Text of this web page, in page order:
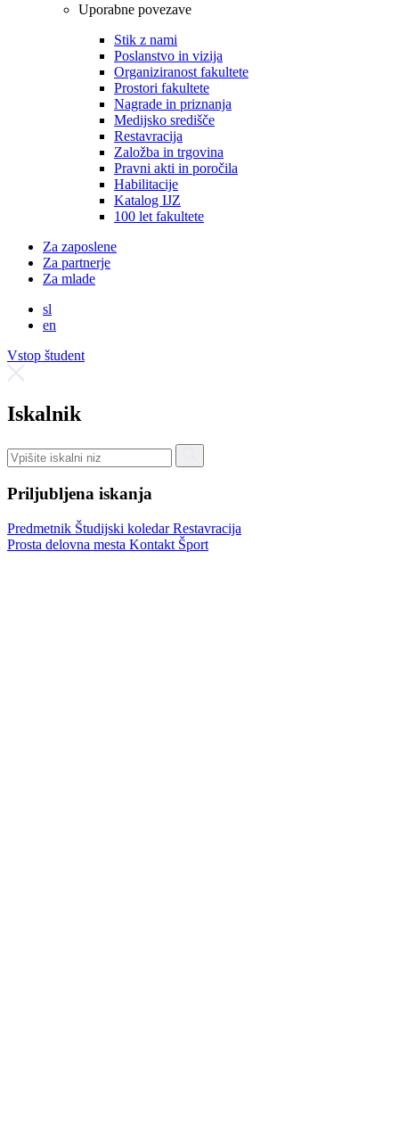
Uporabne povezave
Stik z nami
Poslanstvo in vizija
Organiziranost fakultete
Prostori fakultete
Nagrade in priznanja
Medijsko središče
Restavracija
Založba in trgovina
Pravni akti in poročila
Habilitacije
Katalog IJZ
100 let fakultete
Za zaposlene
Za partnerje
Za mlade
sl
en
Vstop študent
Iskalnik
Priljubljena iskanja
Predmetnik Študijski koledarRestavracija
Prosta delovna mesta Kontakt Šport